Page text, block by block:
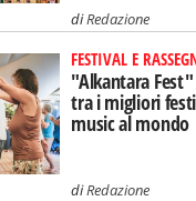
diRedazione
FESTIVAL E
"Alkantara
tra i migliori
music al mondo
diRedazione